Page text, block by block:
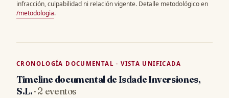
infracción, culpabilidad ni relación vigente. Detalle metodológico en
/metodologia.
CRONOLOGÍA DOCUMENTAL · VISTA UNIFICADA
Timeline documental de Isdade Inversiones,
S.L.· 2 eventos